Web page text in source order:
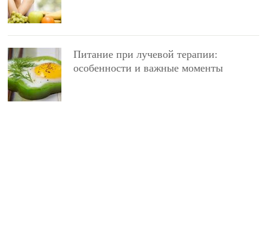
Питание при лучевой терапии:
особенности и важные моменты